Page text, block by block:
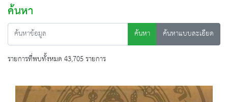
ค้นหา
ค้นหา
ค้นหาแบบละเอียด
รายการที่พบทั้งหมด 43,705 รายการ